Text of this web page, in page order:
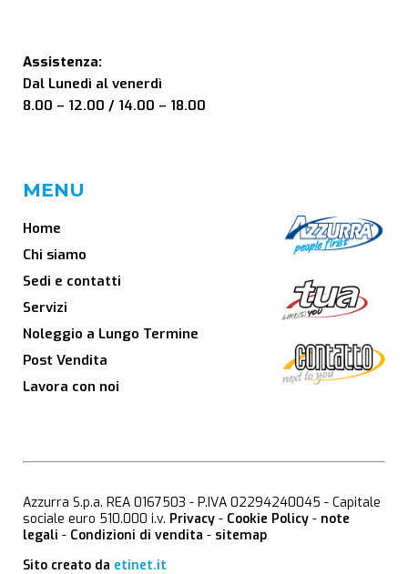
Assistenza:
Dal Lunedì al venerdì
8.00 – 12.00 / 14.00 – 18.00
MENU
Home
Chi siamo
Sedi e contatti
Servizi
Noleggio a Lungo Termine
Post Vendita
Lavora con noi
Azzurra S.p.a. REA 0167503 - P.IVA 02294240045 - Capitale
sociale euro 510.000 i.v. Privacy - Cookie Policy - note
legali - Condizioni di vendita - sitemap
Sito creato da etinet.it